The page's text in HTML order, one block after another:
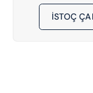
İSTOÇ